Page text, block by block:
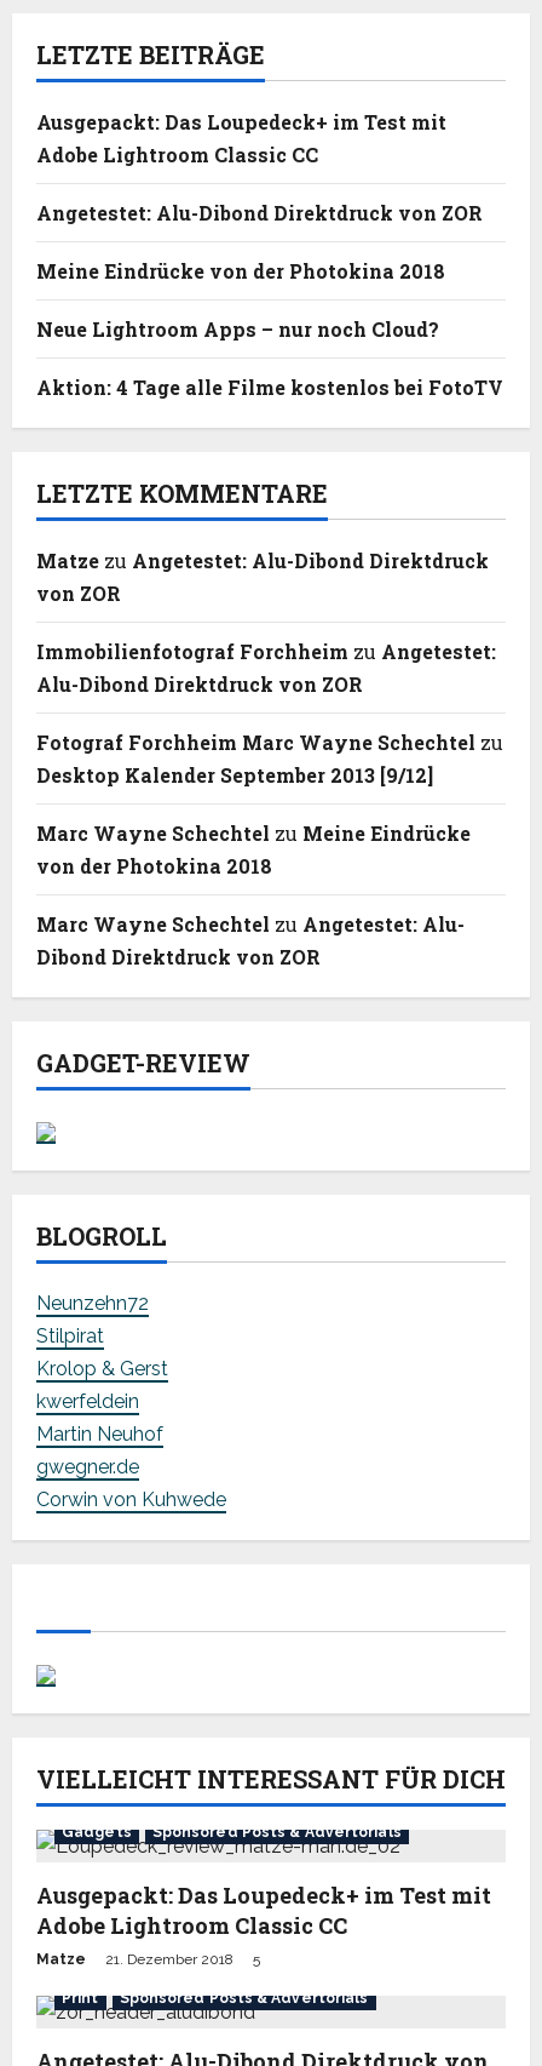
LETZTE BEITRÄGE
Ausgepackt: Das Loupedeck+ im Test mit
Adobe Lightroom Classic CC
Angetestet: Alu-Dibond Direktdruck von ZOR
Meine Eindrücke von der Photokina 2018
Neue Lightroom Apps – nur noch Cloud?
Aktion: 4 Tage alle Filme kostenlos bei FotoTV
LETZTE KOMMENTARE
Matze zu Angetestet: Alu-Dibond Direktdruck
von ZOR
Immobilienfotograf Forchheim zu Angetestet:
Alu-Dibond Direktdruck von ZOR
Fotograf Forchheim Marc Wayne Schechtel zu
Desktop Kalender September 2013 [9/12]
Marc Wayne Schechtel zu Meine Eindrücke
von der Photokina 2018
Marc Wayne Schechtel zu Angetestet: Alu-
Dibond Direktdruck von ZOR
GADGET-REVIEW
BLOGROLL
Neunzehn72
Stilpirat
Krolop & Gerst
kwerfeldein
Martin Neuhof
gwegner.de
Corwin von Kuhwede
VIELLEICHT INTERESSANT FÜR DICH
Gadgets Sponsored Posts & Advertorials
Ausgepackt: Das Loupedeck+ im Test mit
Adobe Lightroom Classic CC
Matze 21. Dezember 2018 5
Print Sponsored Posts & Advertorials